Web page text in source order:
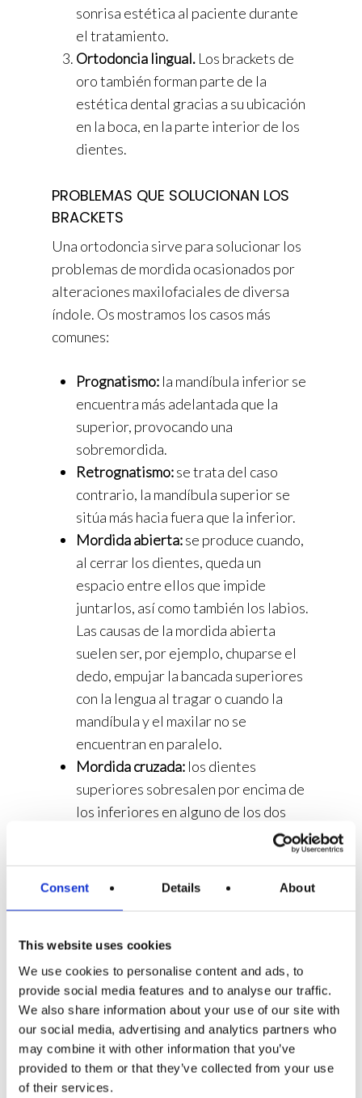
Consent Details About
This website uses cookies
We use cookies to personalise content and ads, to
provide social media features and to analyse our traffic.
We also share information about your use of our site with
our social media, advertising and analytics partners who
may combine it with other information that you’ve
provided to them or that they’ve collected from your use
of their services.
sonrisa estética al paciente durante
el tratamiento.
Ortodoncia lingual. Los brackets de
oro también forman parte de la
estética dental gracias a su ubicación
en la boca, en la parte interior de los
dientes.
PROBLEMAS QUE SOLUCIONAN LOS
BRACKETS
Una ortodoncia sirve para solucionar los
problemas de mordida ocasionados por
alteraciones maxilofaciales de diversa
índole. Os mostramos los casos más
comunes:
Prognatismo: la mandíbula inferior se
encuentra más adelantada que la
superior, provocando una
sobremordida.
Retrognatismo:se trata del caso
contrario, la mandíbula superior se
sitúa más hacia fuera que la inferior.
Mordida abierta:se produce cuando,
al cerrar los dientes, queda un
espacio entre ellos que impide
juntarlos, así como también los labios.
Las causas de la mordida abierta
suelen ser, por ejemplo, chuparse el
dedo, empujar la bancada superiores
con la lengua al tragar o cuando la
mandíbula y el maxilar no se
encuentran en paralelo.
Mordida cruzada: los dientes
superiores sobresalen por encima de
los inferiores en alguno de los dos
extremos de la bancada, quedando
por dentro respecto a los inferiores
del otro lado.
mordida cruzada y la normal. Por ello,
no es tan grave como la anterior
deformación, ya que solo produce que
las cúspides de los dientes contacten
en sus bordes.
Mordida cubierta:
la bancada dental
superior cubren más de la mitad de